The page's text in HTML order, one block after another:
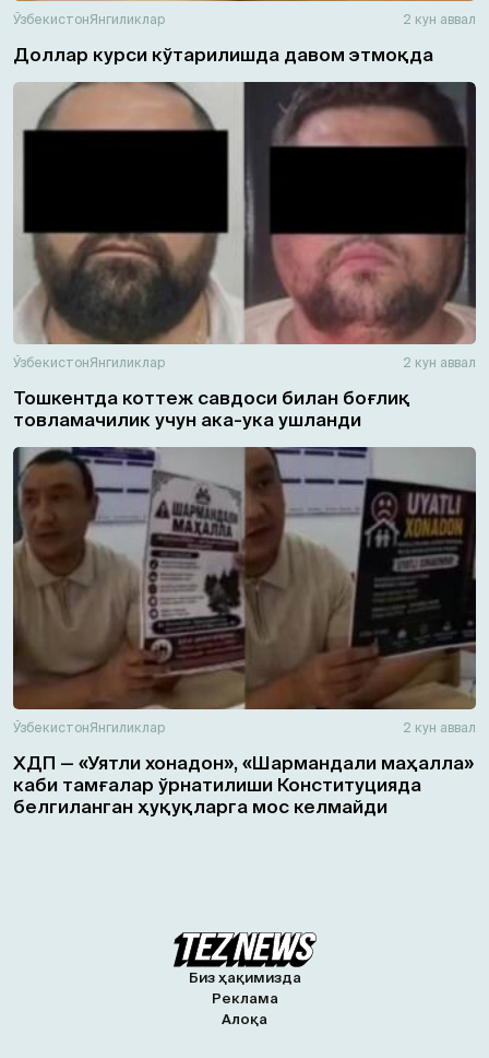
ЎзбекистонЯнгиликлар 2 кун аввал
Доллар курси кўтарилишда давом этмоқда
ЎзбекистонЯнгиликлар 2 кун аввал
Тошкентда коттеж савдоси билан боғлиқ
товламачилик учун ака-ука ушланди
ЎзбекистонЯнгиликлар 2 кун аввал
ХДП — «Уятли хонадон», «Шармандали маҳалла»
каби тамғалар ўрнатилиши Конституцияда
белгиланган ҳуқуқларга мос келмайди
Биз ҳақимизда
Реклама
Алоқа